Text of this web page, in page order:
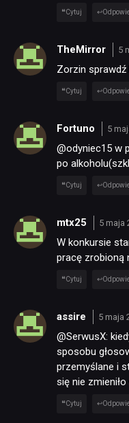
Cytuj
TheMirror 5
Zorzin sprawdź
Cytuj
Fortuno 5
@odyniec15 w
po
Cytuj
mtx25 5 maja
W konkursie
pracę zrobioną
Cytuj
assire 5 maja
@SerwusX:
sposobu
przemyślane i
się nie
Cytuj